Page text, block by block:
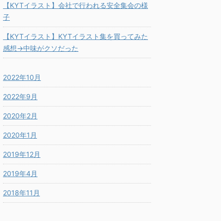
【KYTイラスト】会社で行われる安全集会の様
子
【KYTイラスト】KYTイラスト集を買ってみた
感想→中味がクソだった
2022年10月
2022年9月
2020年2月
2020年1月
2019年12月
2019年4月
2018年11月